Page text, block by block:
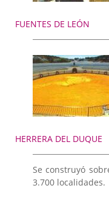
FUENTES DE LEÓN
HERRERA DEL DUQUE
Se construyó
3.700 localidades.